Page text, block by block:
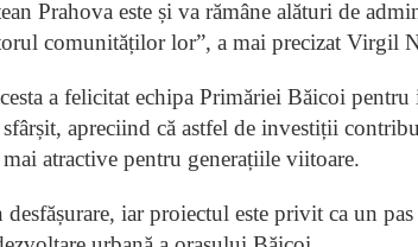
Prahova este și va rămâne alături de
comunităților lor”, a mai precizat Virgil
a felicitat echipa Primăriei Băicoi pentru
apreciind că astfel de investiții
atractive pentru generațiile viitoare.
iar proiectul este privit ca un